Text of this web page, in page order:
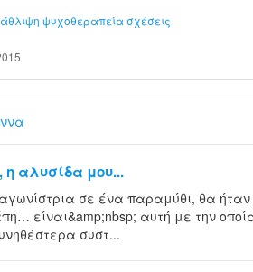
ψυχοθεραπείασχέσεις
η αλυσίδα μου...
σε ένα παραμύθι, θα
είναι&amp;nbsp; αυτή με την
συστ...